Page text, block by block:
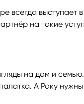
всегда выступает
на такие
на дом и
А Раку